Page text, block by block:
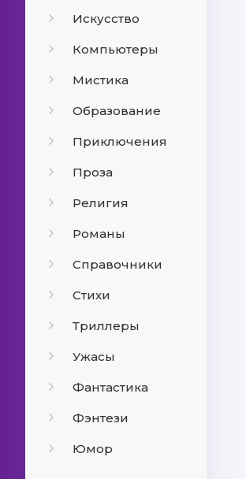
Искусство
Компьютеры
Мистика
Образование
Приключения
Проза
Религия
Романы
Справочники
Стихи
Триллеры
Ужасы
Фантастика
Фэнтези
Юмор